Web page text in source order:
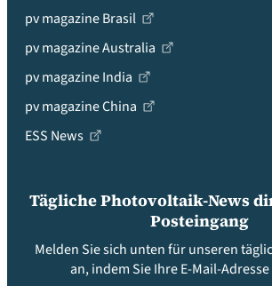
pv magazine Brasil
pv magazine Australia
pv magazine India
pv magazine China
ESS News
Tägliche Photovoltaik-News
Posteingang
Melden Sie sich unten für unseren
an, indem Sie Ihre E-Mail-